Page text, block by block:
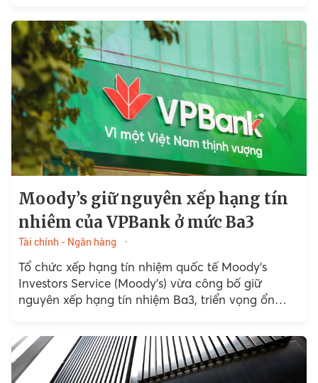
Moody’s giữ nguyên xếp hạng tín
nhiêm của VPBank ở mức Ba3
Tài chính - Ngân hàng
Tổ chức xếp hạng tín nhiệm quốc tế Moody’s
Investors Service (Moody’s) vừa công bố giữ
nguyên xếp hạng tín nhiệm Ba3, triển vọng ổn